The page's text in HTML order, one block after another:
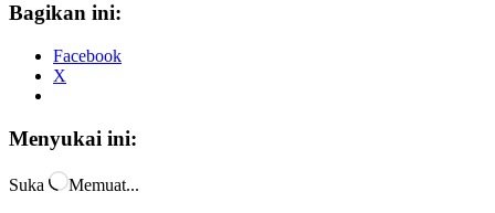
Bagikan ini:
Facebook
X
Menyukai ini:
Suka Memuat...